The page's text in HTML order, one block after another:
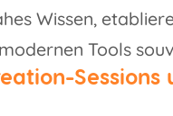
Wissen,
Tools
Sessions